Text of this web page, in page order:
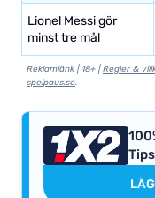
Lionel Messi gör
minst tre mål
Reklamlänk | 18+ |Regler &
spelpaus.se.